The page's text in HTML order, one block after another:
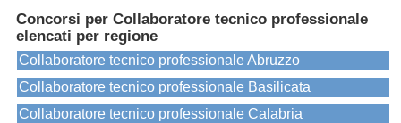
Concorsi per Collaboratore tecnico professionale
elencati per regione
Collaboratore tecnico professionale Abruzzo
Collaboratore tecnico professionale Basilicata
Collaboratore tecnico professionale Calabria